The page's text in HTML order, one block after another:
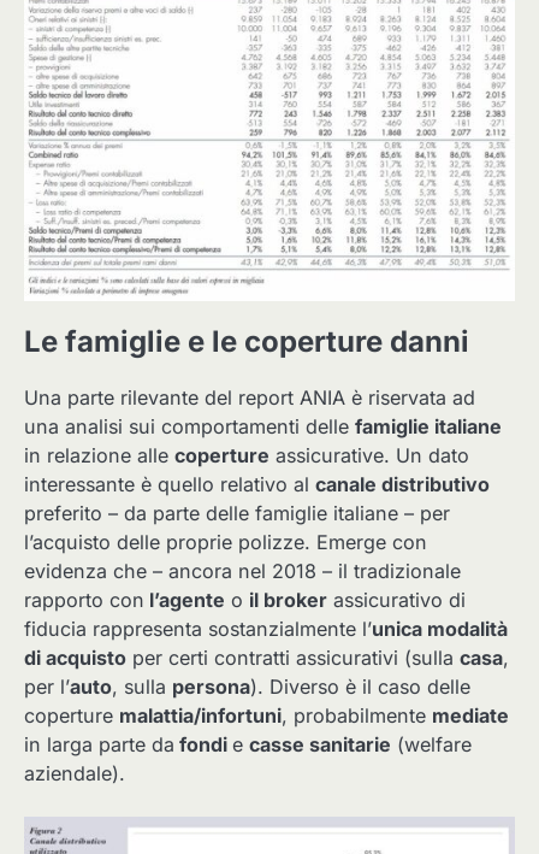
Le famiglie e le coperture danni
Una parte rilevante del report ANIA è riservata ad
una analisi sui comportamenti delle famiglie italiane
in relazione alle coperture assicurative. Un dato
interessante è quello relativo al canale distributivo
preferito – da parte delle famiglie italiane – per
l’acquisto delle proprie polizze. Emerge con
evidenza che – ancora nel 2018 – il tradizionale
rapporto con l’agente o il broker assicurativo di
fiducia rappresenta sostanzialmente l’unica modalità
di acquisto per certi contratti assicurativi (sulla casa,
per l’auto, sulla persona). Diverso è il caso delle
coperture malattia/infortuni, probabilmente mediate
in larga parte da fondi e casse sanitarie (welfare
aziendale).